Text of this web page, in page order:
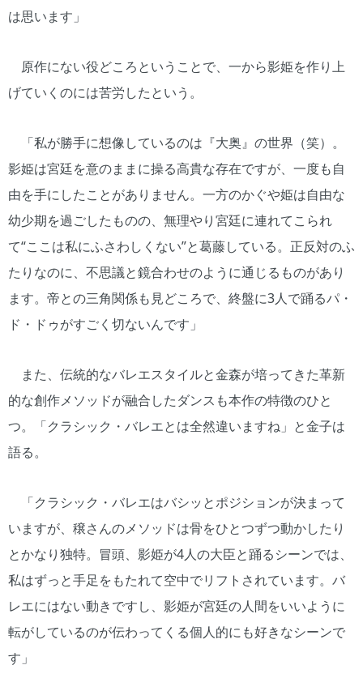
は思います」
原作にない役どころということで、一から影姫を作り上
げていくのには苦労したという。
「私が勝手に想像しているのは『大奥』の世界（笑）。
影姫は宮廷を意のままに操る高貴な存在ですが、一度も自
由を手にしたことがありません。一方のかぐや姫は自由な
幼少期を過ごしたものの、無理やり宮廷に連れてこられ
て“ここは私にふさわしくない”と葛藤している。正反対のふ
たりなのに、不思議と鏡合わせのように通じるものがあり
ます。帝との三角関係も見どころで、終盤に3人で踊るパ・
ド・ドゥがすごく切ないんです」
また、伝統的なバレエスタイルと金森が培ってきた革新
的な創作メソッドが融合したダンスも本作の特徴のひと
つ。「クラシック・バレエとは全然違いますね」と金子は
語る。
「クラシック・バレエはバシッとポジションが決まって
いますが、穣さんのメソッドは骨をひとつずつ動かしたり
とかなり独特。冒頭、影姫が4人の大臣と踊るシーンでは、
私はずっと手足をもたれて空中でリフトされています。バ
レエにはない動きですし、影姫が宮廷の人間をいいように
転がしているのが伝わってくる個人的にも好きなシーンで
す」